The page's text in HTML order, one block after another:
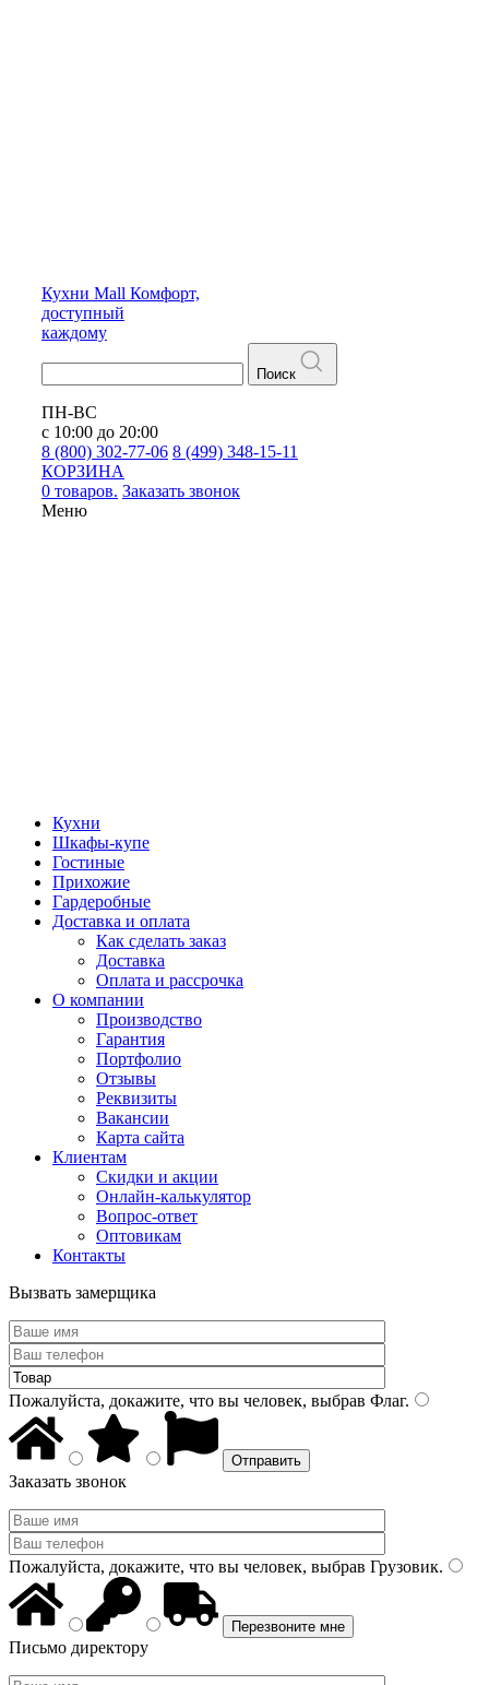
Кухни Mall Комфорт,
доступный
каждому
Поиск
ПН-ВС
с 10:00 до 20:00
8 (800) 302-77-06 8 (499) 348-15-11
КОРЗИНА
0 товаров. Заказать звонок
Меню
Кухни
Шкафы-купе
Гостиные
Прихожие
Гардеробные
Доставка и оплата
Как сделать заказ
Доставка
Оплата и рассрочка
О компании
Производство
Гарантия
Портфолио
Отзывы
Реквизиты
Вакансии
Карта сайта
Клиентам
Скидки и акции
Онлайн-калькулятор
Вопрос-ответ
Оптовикам
Контакты
Вызвать замерщика
Пожалуйста, докажите, что вы человек, выбрав Флаг.
Заказать звонок
Пожалуйста, докажите, что вы человек, выбрав Грузовик.
Письмо директору